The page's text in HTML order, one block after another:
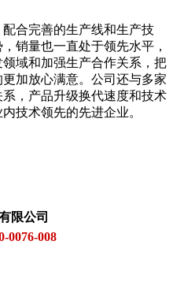
配合完善的生产线和生产技
销量也一直处于领先水平，
领域和加强生产合作关系，把
加放心满意。公司还与多家
，产品升级换代速度和技术
技术领先的先进企业。
限公司
0076-008